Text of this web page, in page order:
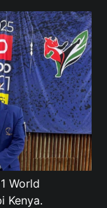
World
Kenya.